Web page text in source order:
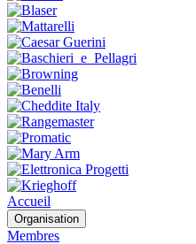
Accueil
Organisation
Membres